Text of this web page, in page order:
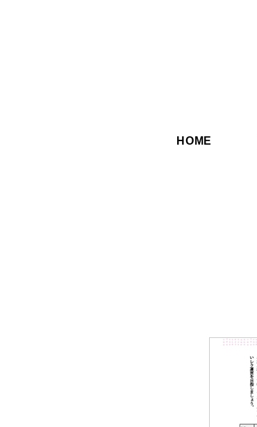
HOME